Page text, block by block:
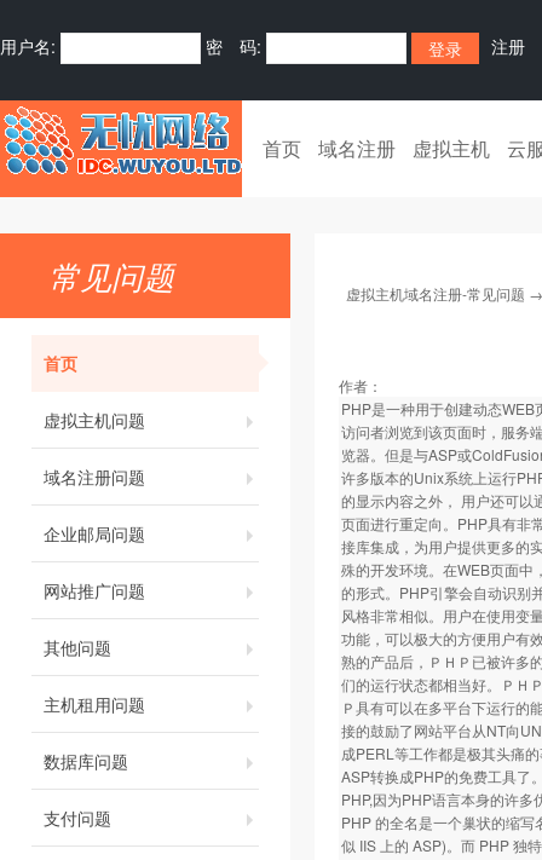
用户名: 密 码: 注册
首页 域名注册 虚拟主机 云
常见问题
首页
虚拟主机问题
域名注册问题
企业邮局问题
网站推广问题
其他问题
主机租用问题
数据库问题
支付问题
虚拟主机域名注册-常见问题
作者：
PHP是一种用于创建动态
访问者浏览到该页面时，服务
览器。但是与ASP或
许多版本的Unix系统上运行
的显示内容之外， 用户还可
页面进行重定向。PHP具有非
接库集成，为用户提供更多的
殊的开发环境。在WEB页面中
的形式。PHP引擎会自动识别
风格非常相似。用户在使用变
功能，可以极大的方便用户有
熟的产品后，ＰＨＰ已被许多
们的运行状态都相当好。ＰＨ
Ｐ具有可以在多平台下运行的
接的鼓励了网站平台从NT向
成PERL等工作都是极其头痛
ASP转换成PHP的免费工具了
PHP,因为PHP语言本身的许
PHP 的全名是一个巢状的缩
似 IIS 上的 ASP)。而 PHP 独